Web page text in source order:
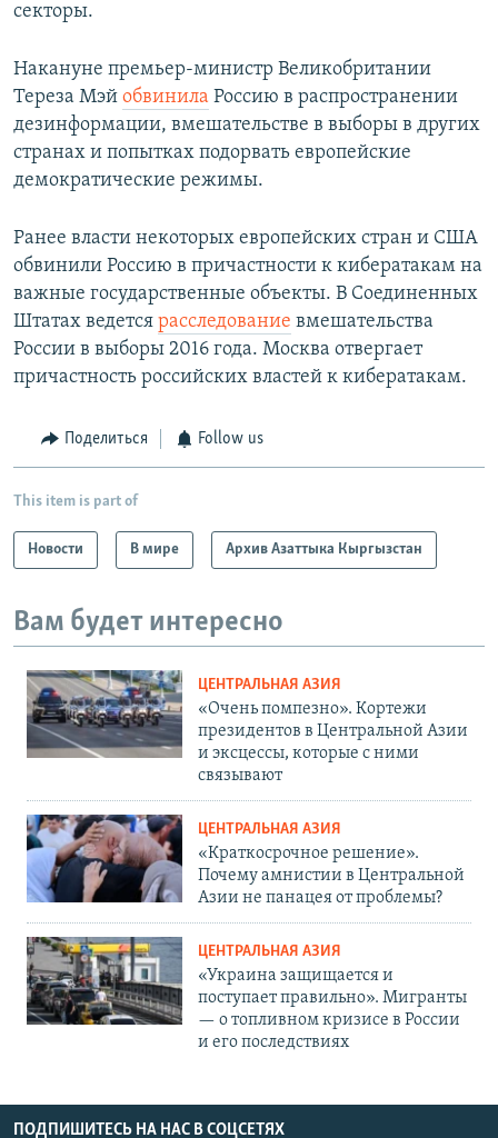
секторы.
Накануне премьер-министр Великобритании
Тереза Мэй обвинила Россию в распространении
дезинформации, вмешательстве в выборы в других
странах и попытках подорвать европейские
демократические режимы.
Ранее власти некоторых европейских стран и США
обвинили Россию в причастности к кибератакам на
важные государственные объекты. В Соединенных
Штатах ведется расследование вмешательства
России в выборы 2016 года. Москва отвергает
причастность российских властей к кибератакам.
Поделиться Follow us
This item is part of
Новости В мире Архив Азаттыка Кыргызстан
Вам будет интересно
ЦЕНТРАЛЬНАЯ АЗИЯ
«Очень помпезно». Кортежи
президентов в Центральной Азии
и эксцессы, которые с ними
связывают
ЦЕНТРАЛЬНАЯ АЗИЯ
«Краткосрочное решение».
Почему амнистии в Центральной
Азии не панацея от проблемы?
ЦЕНТРАЛЬНАЯ АЗИЯ
«Украина защищается и
поступает правильно». Мигранты
— о топливном кризисе в России
и его последствиях
ПОДПИШИТЕСЬ НА НАС В СОЦСЕТЯХ